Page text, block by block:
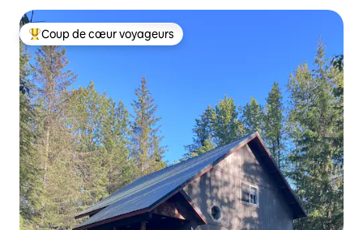
Coups de cœur voyageurs les plus appréciés
Coup de cœur voyageurs